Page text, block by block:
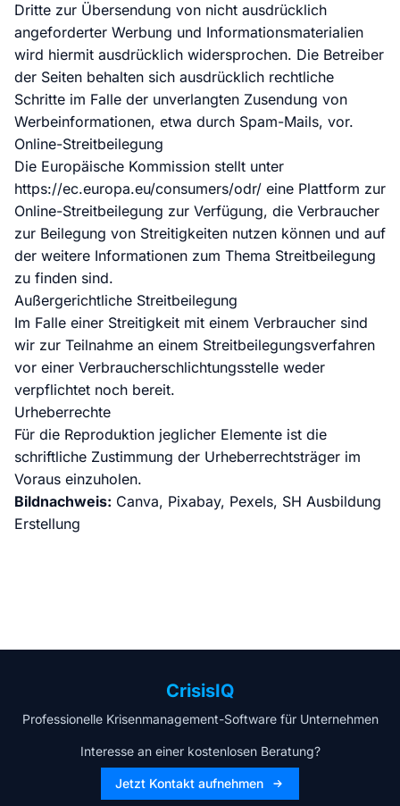
Dritte zur Übersendung von nicht ausdrücklich
angeforderter Werbung und Informationsmaterialien
wird hiermit ausdrücklich widersprochen. Die Betreiber
der Seiten behalten sich ausdrücklich rechtliche
Schritte im Falle der unverlangten Zusendung von
Werbeinformationen, etwa durch Spam-Mails, vor.
Online-Streitbeilegung
Die Europäische Kommission stellt unter
https://ec.europa.eu/consumers/odr/ eine Plattform zur
Online-Streitbeilegung zur Verfügung, die Verbraucher
zur Beilegung von Streitigkeiten nutzen können und auf
der weitere Informationen zum Thema Streitbeilegung
zu finden sind.
Außergerichtliche Streitbeilegung
Im Falle einer Streitigkeit mit einem Verbraucher sind
wir zur Teilnahme an einem Streitbeilegungsverfahren
vor einer Verbraucherschlichtungsstelle weder
verpflichtet noch bereit.
Urheberrechte
Für die Reproduktion jeglicher Elemente ist die
schriftliche Zustimmung der Urheberrechtsträger im
Voraus einzuholen.
Bildnachweis: Canva, Pixabay, Pexels, SH Ausbildung
Erstellung
CrisisIQ
Professionelle Krisenmanagement-Software für Unternehmen
Interesse an einer kostenlosen Beratung?
Jetzt Kontakt aufnehmen